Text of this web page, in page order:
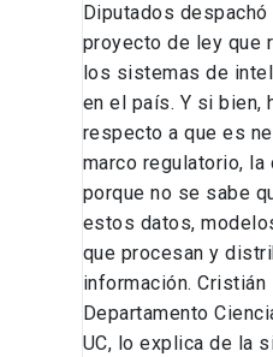
Diputados despachó
proyecto de ley que
los sistemas de
en el país. Y si bien,
respecto a que es
marco regulatorio,
porque no se sabe
estos datos,
que procesan y
información. Cristián
Departamento
UC, lo explica de la